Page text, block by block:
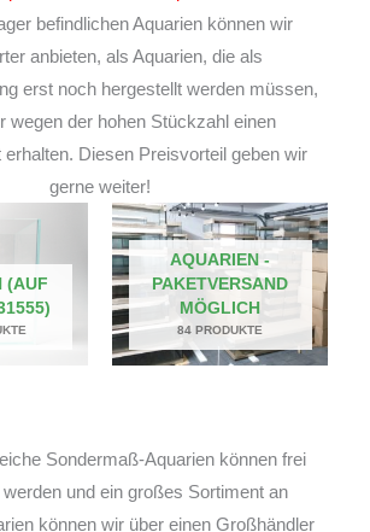
befindlichen Aquarien können wir
anbieten, als Aquarien, die als
erst noch hergestellt werden müssen,
wegen der hohen Stückzahl einen
erhalten. Diesen Preisvorteil geben wir
gerne weiter!
(AUF
AQUARIEN -
PAKETVERSAND
MÖGLICH
84 PRODUKTE
Sondermaß-Aquarien können frei
und ein großes Sortiment an
können wir über einen Großhändler